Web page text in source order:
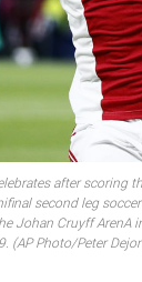
after scoring
second leg
Johan Cruyff ArenA
(AP Photo/Peter